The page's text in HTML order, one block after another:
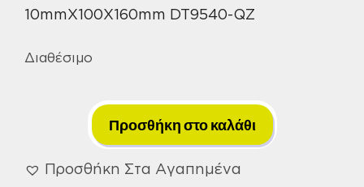
10mmX100X160mm DT9540-QZ
Διαθέσιμο
SDS-
Plus
DeWALT
Προσθήκη στο καλάθι
Προσθήκη Στα Αγαπημένα